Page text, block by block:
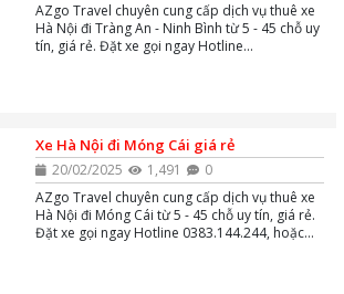
AZgo Travel chuyên cung cấp dịch vụ thuê xe
Hà Nội đi Tràng An - Ninh Bình từ 5 - 45 chỗ uy
tín, giá rẻ. Đặt xe gọi ngay Hotline
Xe Hà Nội đi Móng Cái giá rẻ
20/02/2025 1,491
0
AZgo Travel chuyên cung cấp dịch vụ thuê xe
Hà Nội đi Móng Cái từ 5 - 45 chỗ uy tín, giá rẻ.
Đặt xe gọi ngay Hotline 0383.144.244, hoặc